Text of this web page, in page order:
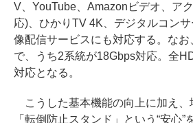
V、YouTube、Amazonビデオ、ア
応)、ひかりTV 4K、デジタルコン
像配信サービスにも対応する。な
で、うち2系統が18Gbps対応。全
対応となる。
こうした基本機能の向上に加え、
「転倒防止スタンド」という“安心